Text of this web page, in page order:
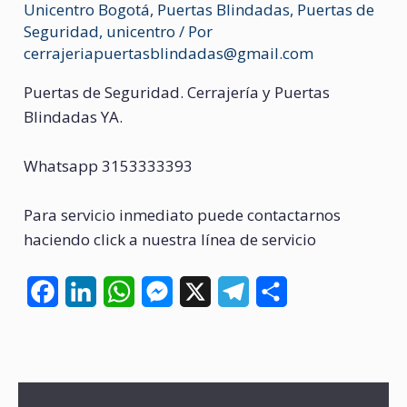
Unicentro Bogotá, Puertas Blindadas, Puertas de
Seguridad, unicentro / Por
cerrajeriapuertasblindadas@gmail.com
Puertas de Seguridad. Cerrajería y Puertas
Blindadas YA.
Whatsapp 3153333393
Para servicio inmediato puede contactarnos
haciendo click a nuestra línea de servicio
e
k
W
t
M
s
e
p